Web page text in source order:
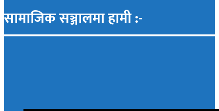
सामाजिक सञ्जालमा हामी :-